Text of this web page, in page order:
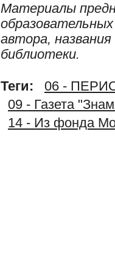
Материалы
автора,
библиотеки.
Теги:
06 -
09 - Газета
14 - Из фонда